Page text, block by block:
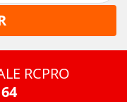
RCPRO